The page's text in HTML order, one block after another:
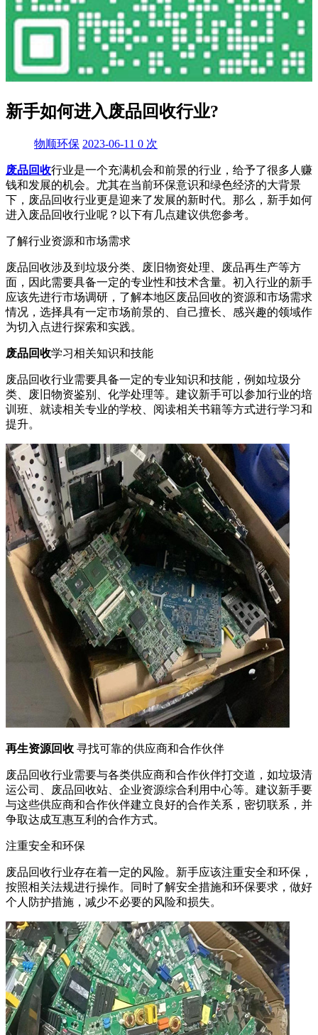
新手如何进入废品回收行业?
物顺环保 2023-06-11 0 次
废品回收行业是一个充满机会和前景的行业，给予了很多人赚
钱和发展的机会。尤其在当前环保意识和绿色经济的大背景
下，废品回收行业更是迎来了发展的新时代。那么，新手如何
进入废品回收行业呢？以下有几点建议供您参考。
了解行业资源和市场需求
废品回收涉及到垃圾分类、废旧物资处理、废品再生产等方
面，因此需要具备一定的专业性和技术含量。初入行业的新手
应该先进行市场调研，了解本地区废品回收的资源和市场需求
情况，选择具有一定市场前景的、自己擅长、感兴趣的领域作
为切入点进行探索和实践。
废品回收学习相关知识和技能
废品回收行业需要具备一定的专业知识和技能，例如垃圾分
类、废旧物资鉴别、化学处理等。建议新手可以参加行业的培
训班、就读相关专业的学校、阅读相关书籍等方式进行学习和
提升。
再生资源回收 寻找可靠的供应商和合作伙伴
废品回收行业需要与各类供应商和合作伙伴打交道，如垃圾清
运公司、废品回收站、企业资源综合利用中心等。建议新手要
与这些供应商和合作伙伴建立良好的合作关系，密切联系，并
争取达成互惠互利的合作方式。
注重安全和环保
废品回收行业存在着一定的风险。新手应该注重安全和环保，
按照相关法规进行操作。同时了解安全措施和环保要求，做好
个人防护措施，减少不必要的风险和损失。